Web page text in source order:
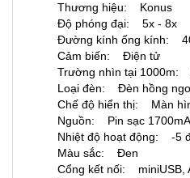
Thương hiệu: Konus
Độ phóng đại: 5x - 8x
Đường kính ống kính:
Cảm biến: Điện tử
Trường nhìn tại 1000m:
Loại đèn: Đèn hồng
Chế độ hiển thị: Màn
Nguồn: Pin sạc
Nhiệt độ hoạt động: -5
Màu sắc: Đen
Cổng kết nối: miniUSB,